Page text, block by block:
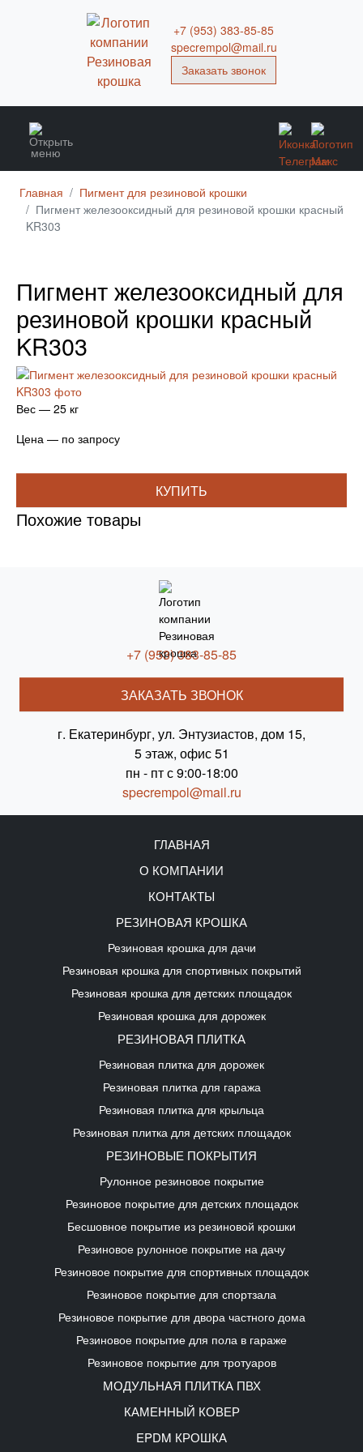
Главная
Пигмент для резиновой крошки
Пигмент железооксидный для резиновой крошки красный
KR303
Пигмент железооксидный для
резиновой крошки красный
KR303
Вес — 25 кг
Цена — по запросу
КУПИТЬ
Похожие товары
+7 (953) 383-85-85
specrempol@mail.ru
Заказать звонок
+7 (953) 383-85-85
ЗАКАЗАТЬ ЗВОНОК
г. Екатеринбург, ул. Энтузиастов, дом 15,
5 этаж, офис 51
пн - пт с 9:00-18:00
specrempol@mail.ru
ГЛАВНАЯ
О КОМПАНИИ
КОНТАКТЫ
РЕЗИНОВАЯ КРОШКА
Резиновая крошка для дачи
Резиновая крошка для спортивных покрытий
Резиновая крошка для детских площадок
Резиновая крошка для дорожек
РЕЗИНОВАЯ ПЛИТКА
Резиновая плитка для дорожек
Резиновая плитка для гаража
Резиновая плитка для крыльца
Резиновая плитка для детских площадок
РЕЗИНОВЫЕ ПОКРЫТИЯ
Рулонное резиновое покрытие
Резиновое покрытие для детских площадок
Бесшовное покрытие из резиновой крошки
Резиновое рулонное покрытие на дачу
Резиновое покрытие для спортивных площадок
Резиновое покрытие для спортзала
Резиновое покрытие для двора частного дома
Резиновое покрытие для пола в гараже
Резиновое покрытие для тротуаров
МОДУЛЬНАЯ ПЛИТКА ПВХ
КАМЕННЫЙ КОВЕР
EPDM КРОШКА